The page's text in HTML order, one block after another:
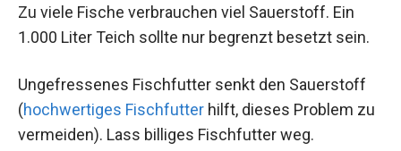
Zu viele Fische verbrauchen viel Sauerstoff. Ein
1.000 Liter Teich sollte nur begrenzt besetzt sein.
Ungefressenes Fischfutter senkt den Sauerstoff
(hochwertiges Fischfutter hilft, dieses Problem zu
vermeiden). Lass billiges Fischfutter weg.